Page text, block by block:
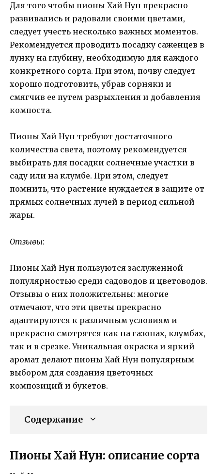
Для того чтобы пионы Хай Нун прекрасно
развивались и радовали своими цветами,
следует учесть несколько важных моментов.
Рекомендуется проводить посадку саженцев в
лунку на глубину, необходимую для каждого
конкретного сорта. При этом, почву следует
хорошо подготовить, убрав сорняки и
смягчив ее путем разрыхления и добавления
компоста.
Пионы Хай Нун требуют достаточного
количества света, поэтому рекомендуется
выбирать для посадки солнечные участки в
саду или на клумбе. При этом, следует
помнить, что растение нуждается в защите от
прямых солнечных лучей в период сильной
жары.
Отзывы:
Пионы Хай Нун пользуются заслуженной
популярностью среди садоводов и цветоводов.
Отзывы о них положительны: многие
отмечают, что эти цветы прекрасно
адаптируются к различным условиям и
прекрасно смотрятся как на газонах, клумбах,
так и в срезке. Уникальная окраска и яркий
аромат делают пионы Хай Нун популярным
выбором для создания цветочных
композиций и букетов.
Содержание
Пионы Хай Нун: описание сорта